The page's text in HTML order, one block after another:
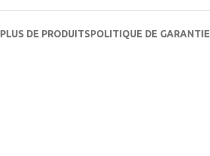
PLUS DE PRODUITSPOLITIQUE DE GARANTIE